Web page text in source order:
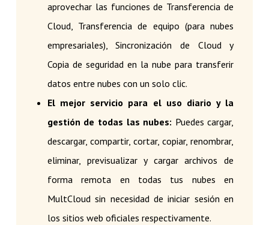
aprovechar las funciones de Transferencia de
Cloud, Transferencia de equipo (para nubes
empresariales), Sincronización de Cloud y
Copia de seguridad en la nube para transferir
datos entre nubes con un solo clic.
El mejor servicio para el uso diario y la
gestión de todas las nubes: Puedes cargar,
descargar, compartir, cortar, copiar, renombrar,
eliminar, previsualizar y cargar archivos de
forma remota en todas tus nubes en
MultCloud sin necesidad de iniciar sesión en
los sitios web oficiales respectivamente.